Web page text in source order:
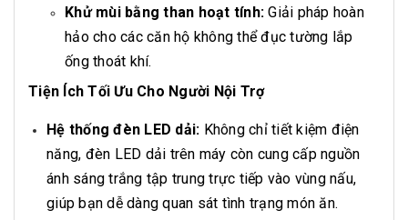
Khử mùi bằng than hoạt tính: Giải pháp hoàn
hảo cho các căn hộ không thể đục tường lắp
ống thoát khí.
Tiện Ích Tối Ưu Cho Người Nội Trợ
Hệ thống đèn LED dải: Không chỉ tiết kiệm điện
năng, đèn LED dải trên máy còn cung cấp nguồn
ánh sáng trắng tập trung trực tiếp vào vùng nấu,
giúp bạn dễ dàng quan sát tình trạng món ăn.